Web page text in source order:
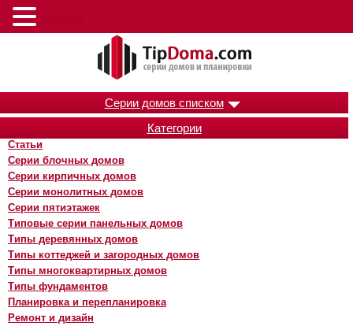
Серии домов списком
Категории
Статьи
Серии блочных домов
Серии кирпичных домов
Серии монолитных домов
Серии пятиэтажек
Типовые серии панельных домов
Типы деревянных домов
Типы коттеджей и загородных домов
Типы многоквартирных домов
Типы фундаментов
Планировка и перепланировка
Ремонт и дизайн